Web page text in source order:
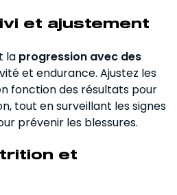
et ajustement
la progression avec des
et endurance. Ajustez les
fonction des résultats pour
tout en surveillant les signes
prévenir les blessures.
et